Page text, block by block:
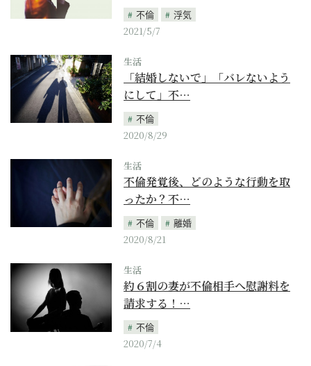
不倫
浮気
2021/5/7
生活
「結婚しないで」「バレないよう
にして」不…
不倫
2020/8/29
生活
不倫発覚後、どのような行動を取
ったか？不…
不倫
離婚
2020/8/21
生活
約６割の妻が不倫相手へ慰謝料を
請求する！…
不倫
2020/7/4